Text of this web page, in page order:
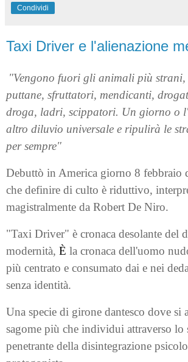
Condividi
Taxi Driver e l'alienazione
"Vengono fuori gli animali più strani,
puttane, sfruttatori, mendicanti,
droga, ladri, scippatori. Un giorno o
altro diluvio universale e ripulirà le
per sempre"
Debuttò in America giorno 8 febbraio
che definire di culto è riduttivo,
magistralmente da Robert De Niro.
"Taxi Driver" è cronaca desolante del
modernità, È la cronaca dell'uomo
più centrato e consumato dai e nei
senza identità.
Una specie di girone dantesco dove si
sagome più che individui attraverso lo
penetrante della disintegrazione